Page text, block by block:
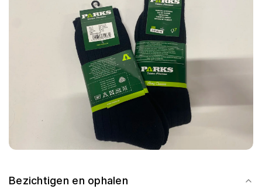
Bezichtigen en ophalen